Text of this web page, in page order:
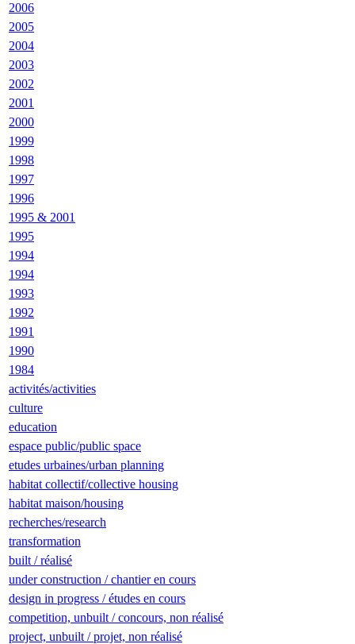
2006
2005
2004
2003
2002
2001
2000
1999
1998
1997
1996
1995 & 2001
1995
1994
1994
1993
1992
1991
1990
1984
activités/activities
culture
education
espace public/public space
etudes urbaines/urban planning
habitat collectif/collective housing
habitat maison/housing
recherches/research
transformation
built / réalisé
under construction / chantier en cours
design in progress / études en cours
competition, unbuilt / concours, non réalisé
project, unbuilt / projet, non réalisé